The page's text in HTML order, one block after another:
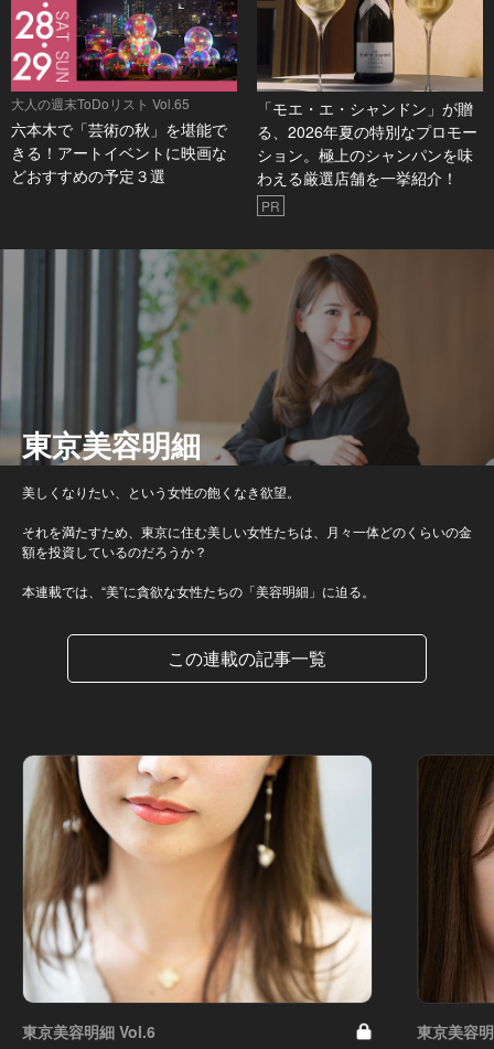
大人の週末ToDoリスト Vol.65
六本木で「芸術の秋」を堪能で
きる！アートイベントに映画な
どおすすめの予定３選
「モエ・エ・シャンドン」が贈
る、2026年夏の特別なプロモー
ション。極上のシャンパンを味
わえる厳選店舗を一挙紹介！
PR
東京美容明細
美しくなりたい、という女性の飽くなき欲望。
それを満たすため、東京に住む美しい女性たちは、月々一体どのくらいの金
額を投資しているのだろうか？
本連載では、“美”に貪欲な女性たちの「美容明細」に迫る。
この連載の記事一覧
東京美容明細 Vol.6 東京美容